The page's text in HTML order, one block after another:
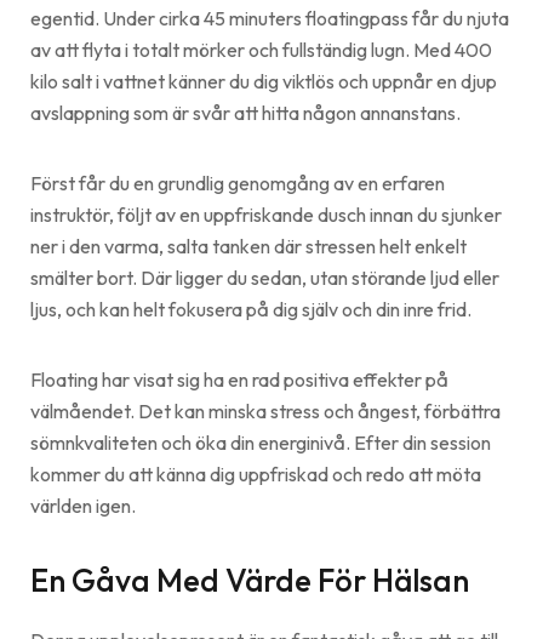
egentid. Under cirka 45 minuters floatingpass får du njuta
av att flyta i totalt mörker och fullständig lugn. Med 400
kilo salt i vattnet känner du dig viktlös och uppnår en djup
avslappning som är svår att hitta någon annanstans.
Först får du en grundlig genomgång av en erfaren
instruktör, följt av en uppfriskande dusch innan du sjunker
ner i den varma, salta tanken där stressen helt enkelt
smälter bort. Där ligger du sedan, utan störande ljud eller
ljus, och kan helt fokusera på dig själv och din inre frid.
Floating har visat sig ha en rad positiva effekter på
välmåendet. Det kan minska stress och ångest, förbättra
sömnkvaliteten och öka din energinivå. Efter din session
kommer du att känna dig uppfriskad och redo att möta
världen igen.
En Gåva Med Värde För Hälsan